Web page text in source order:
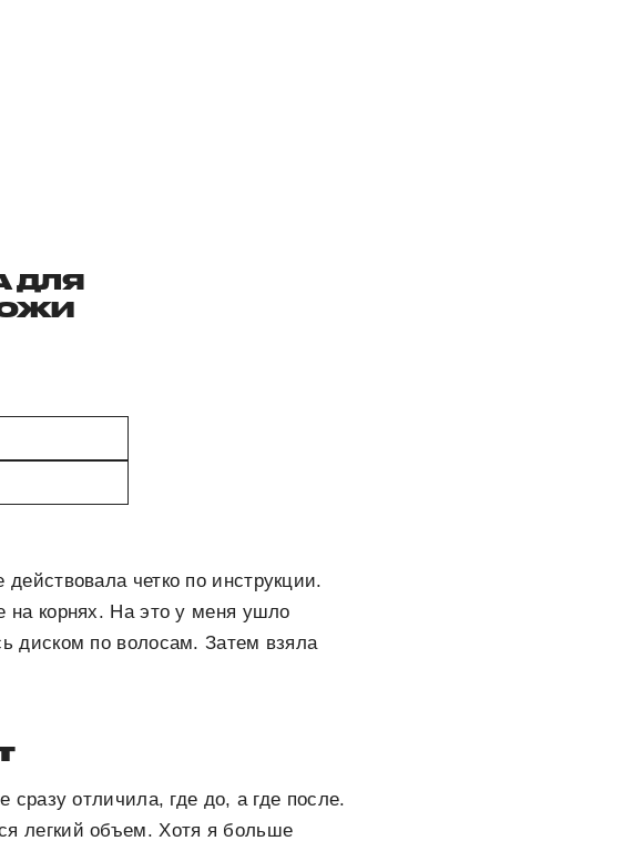
ДЛЯ
четко по инструкции.
на корнях. На это у меня ушло
диском по волосам. Затем взяла
отличила, где до, а где после.
легкий объем. Хотя я больше